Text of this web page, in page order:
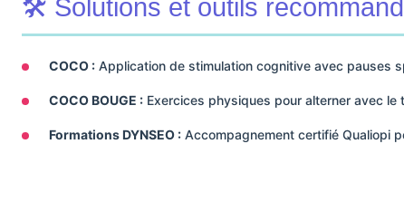
🛠️ Solutions et outils
COCO : Application de stimulation cognitive avec pauses
COCO BOUGE : Exercices physiques pour alterner avec le
Formations DYNSEO : Accompagnement certifié Qualiopi